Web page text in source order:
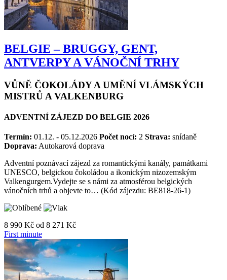
BELGIE – BRUGGY, GENT,
ANTVERPY A VÁNOČNÍ TRHY
VŮNĚ ČOKOLÁDY A UMĚNÍ VLÁMSKÝCH
Termín:01.12. - 05.12.2026Počet nocí:
Adventní poznávací zájezd za romantickými kanály, památkami
UNESCO, belgickou čokoládou a ikonickým nizozemským
Valkengurgem.Vydejte se s námi za atmosférou belgických
8 990 Kč od
First minute